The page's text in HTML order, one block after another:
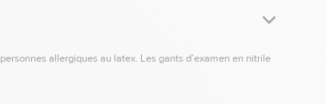
allergiques au latex. Les gants d’examen en nitrile